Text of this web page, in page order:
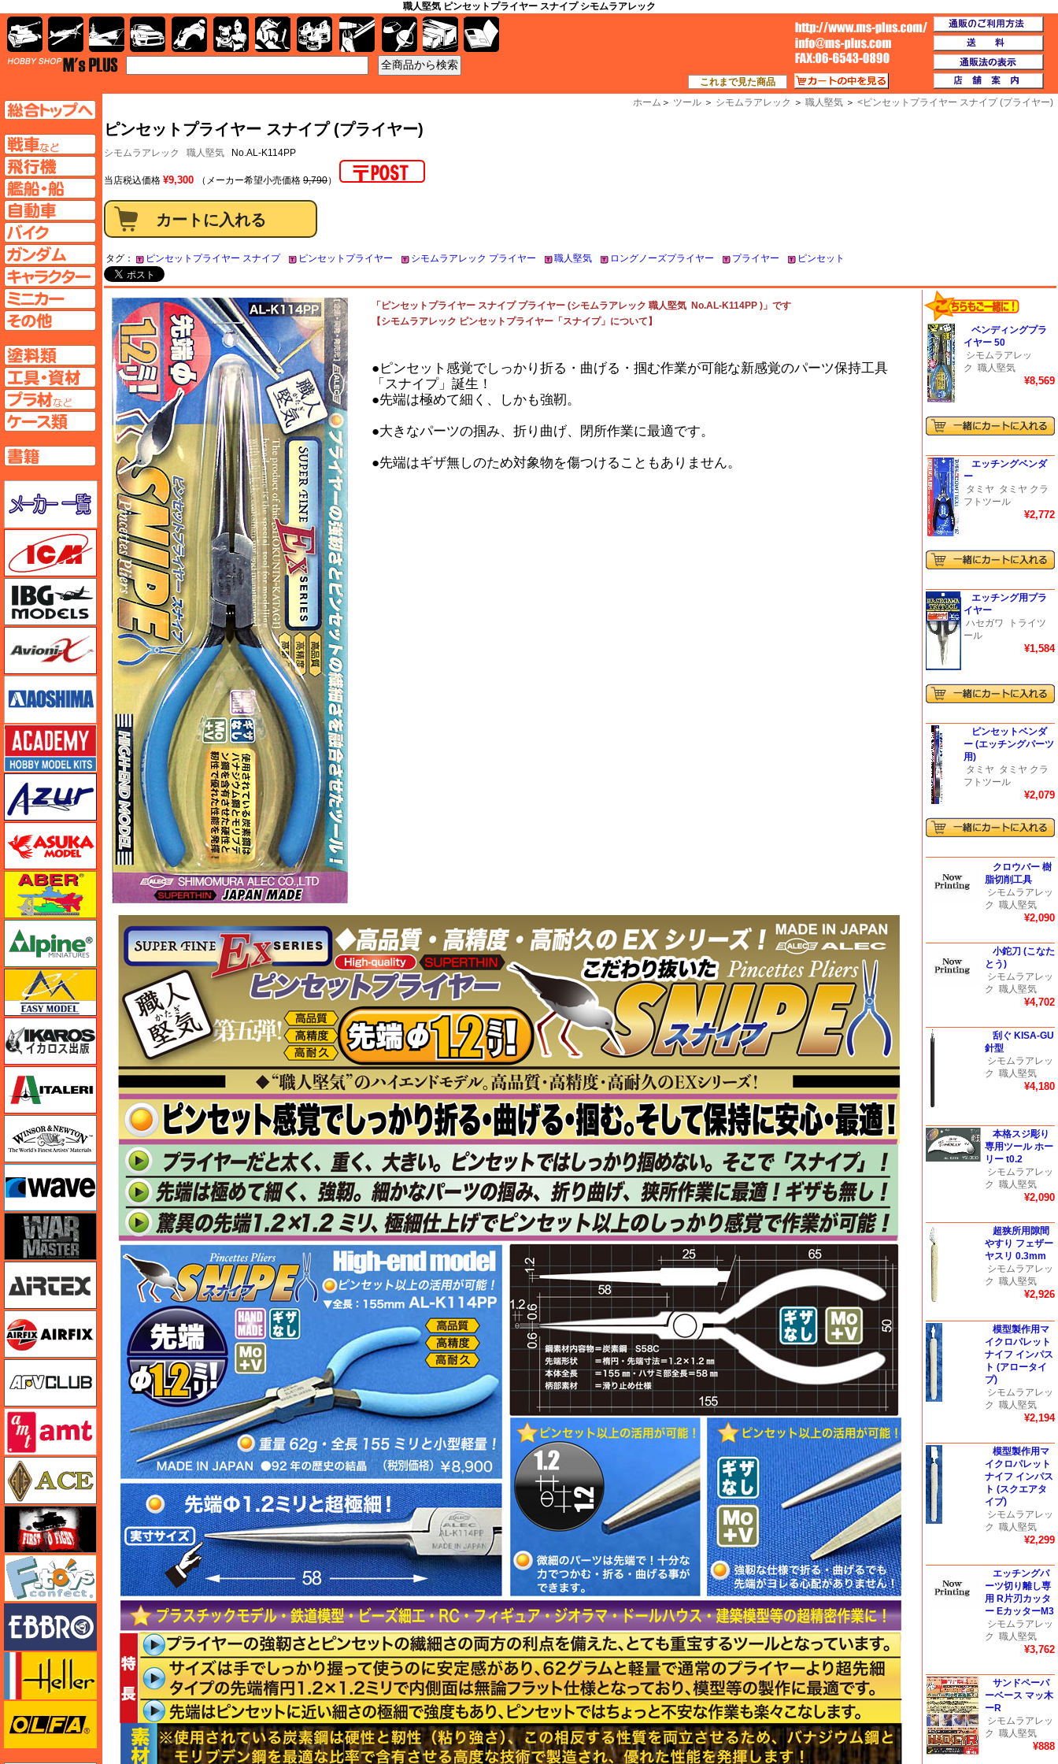
職人堅気 ピンセットプライヤー スナイプ シモムラアレック
ホーム ＞ ツール ＞ シモムラアレック ＞ 職人堅気 ＞ <ピンセットプライヤー スナイプ (プライヤー)
ピンセットプライヤー スナイプ (プライヤー)
シモムラアレック 職人堅気 No.AL-K114PP
当店税込価格 ¥9,300 （メーカー希望小売価格 9,790）
タグ： ピンセットプライヤー スナイプ ピンセットプライヤー シモムラアレック プライヤー 職人堅気 ロングノーズプライヤー プライヤー ピンセット
「ピンセットプライヤー スナイプ プライヤー (シモムラアレック 職人堅気 No.AL-K114PP )」です
【シモムラアレック ピンセットプライヤー「スナイプ」について】
●ピンセット感覚でしっかり折る・曲げる・掴む作業が可能な新感覚のパーツ保持工具
「スナイプ」誕生！
●先端は極めて細く、しかも強靭。
●大きなパーツの掴み、折り曲げ、閉所作業に最適です。
●先端はギザ無しのため対象物を傷つけることもありません。
ベンディングプラ
イヤー 50
シモムラアレッ
ク 職人堅気
¥8,569
エッチングベンダ
ー
タミヤ タミヤ クラ
フトツール
¥2,772
エッチング用プラ
イヤー
ハセガワ
トライツ
ール
¥1,584
ピンセットベンダ
ー (エッチングパーツ
用)
タミヤ タミヤ クラ
フトツール
¥2,079
クロウバー 樹
脂切削工具
シモムラアレッ
ク 職人堅気
¥2,090
小鉈刀 (こなた
とう)
シモムラアレッ
ク 職人堅気
¥4,702
刮ぐ KISA-GU
針型
シモムラアレッ
ク 職人堅気
¥4,180
本格スジ彫り
専用ツール ホー
リー t0.2
シモムラアレッ
ク 職人堅気
¥2,090
超狭所用隙間
やすり フェザー
ヤスリ 0.3mm
シモムラアレッ
ク 職人堅気
¥2,926
模型製作用マ
イクロパレット
ナイフ インパス
ト (アロータイ
プ)
シモムラアレッ
ク 職人堅気
¥2,194
模型製作用マ
イクロパレット
ナイフ インパス
ト (スクエアタ
イプ)
シモムラアレッ
ク 職人堅気
¥2,299
エッチングパ
ーツ切り離し専
用 R片刃カッタ
ー EカッターM3
シモムラアレッ
ク 職人堅気
¥3,762
サンドペーパ
ーベース マッ木
ーR
シモムラアレッ
ク 職人堅気
¥888
艦船ページへ
自動車ページへ
バイクページへ
キャラクターページへ
その他ページへ
塗料ページへ
工具ページへ
プラ材ページへ
ケースページへ
書籍ページへ
メーカー一覧のページはこちら
ICM
IBG
Avioni-X（アヴィオニクス）
アオシマ
アカデミー
アズール
アスカモデル
アベール
アルパイン
イカロス出版
イタレリ
ウインザー＆ニュートン
ウェーブ
ウォーマスターズ
エアテックス
エアフィックス
AFVクラブ
エース
エフトイズ
エブロ
エレール
AFV 飛行機 艦船 自動車 バイク キャラクターガンダム 塗料 工具 資材 ケース
これまで見た商品
カートの中を見る